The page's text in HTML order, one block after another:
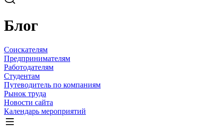
Блог
Соискателям
Предпринимателям
Работодателям
Студентам
Путеводитель по компаниям
Рынок труда
Новости сайта
Календарь мероприятий